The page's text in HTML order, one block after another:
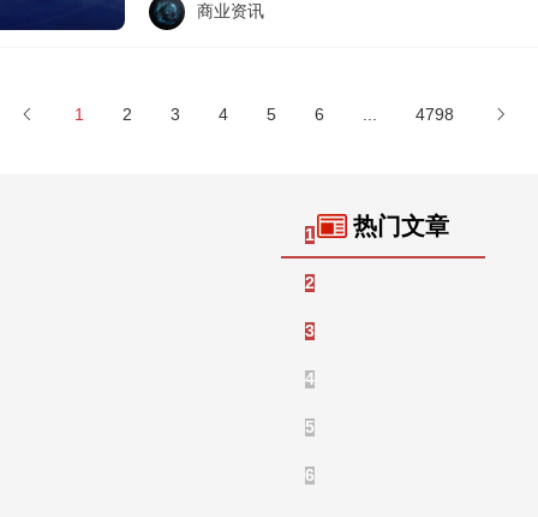
商业资讯
1 2 3 4 5 6 4798
热门文章
1 2026招商外包服务深度测
2
3
4
5
6